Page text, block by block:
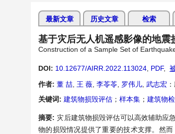
最新文章 历史文章 检索
基于灾后无人机遥感影像的地震
Construction of a Sample Set of
DOI: 10.12677/AIRR.2022.113024 PDF,
作者: 董 喆 王 薇 李苓苓 罗伟儿 武志宏
关键词: 建筑物损毁评估 ； 样本集 ； 建筑物
摘要: 灾后建筑物损毁评估可以高效辅助应
物的损毁情况提供了重要的技术支撑。然